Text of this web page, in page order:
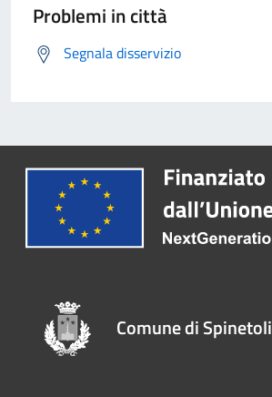
Problemi in città
Segnala disservizio
Comune di Spinetoli